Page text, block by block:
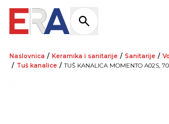
Naslovnica / Keramika i sanitarije / Sanitarije /
/ Tuš kanalice / TUŠ KANALICA MOMENTO A02S,